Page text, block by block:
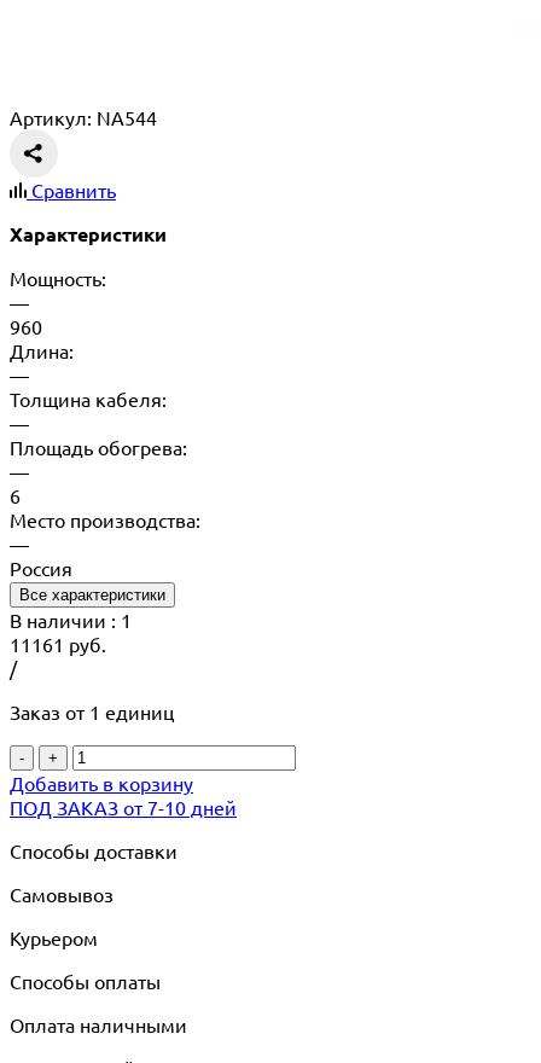
Артикул: NA544
Сравнить
Характеристики
Мощность:
—
960
Длина:
—
Толщина кабеля:
—
Площадь обогрева:
—
6
Место производства:
—
Россия
Все характеристики
В наличии : 1
11161 руб.
/
Заказ от 1 единиц
- +
Добавить в корзину
ПОД ЗАКАЗ от 7-10 дней
Способы доставки
Самовывоз
Курьером
Способы оплаты
Оплата наличными